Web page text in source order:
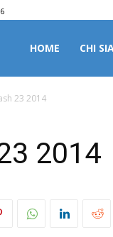
HOME CHI
23 2014
2014